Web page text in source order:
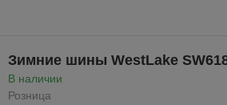
Зимние шины WestLake
В наличии
Розница